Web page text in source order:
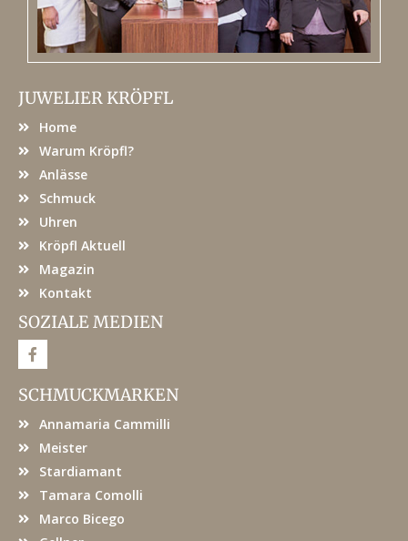
JUWELIER KRÖPFL
Home
Warum Kröpfl?
Anlässe
Schmuck
Uhren
Kröpfl Aktuell
Magazin
Kontakt
SOZIALE MEDIEN
F
a
e
b
o
SCHMUCKMARKEN
Annamaria Cammilli
Meister
Stardiamant
Tamara Comolli
Marco Bicego